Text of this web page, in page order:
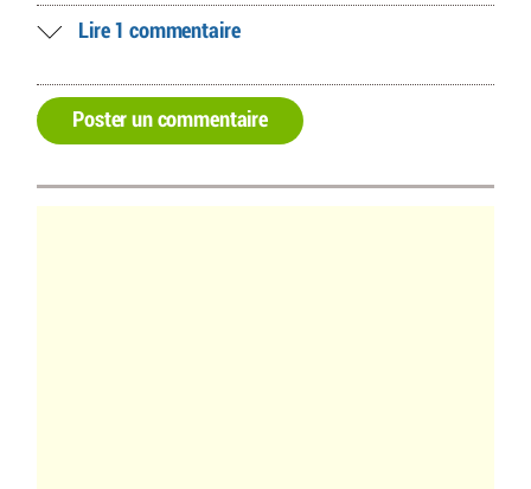
Lire 1 commentaire
Poster un commentaire